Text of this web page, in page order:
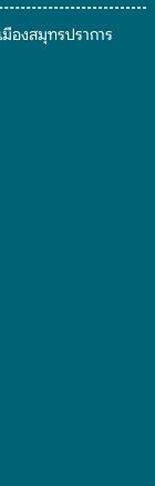
องสมุทรปราการ